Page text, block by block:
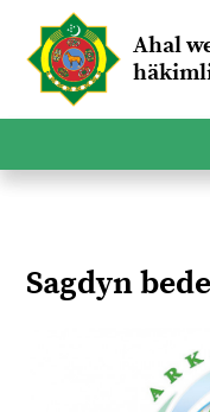
Ahal
Sagdyn